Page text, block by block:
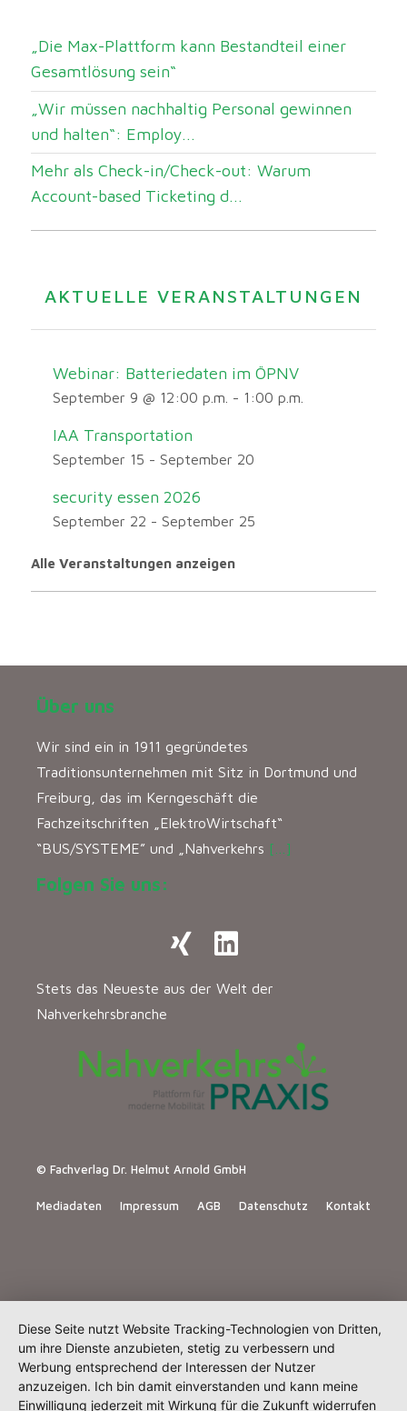
„Die Max-Plattform kann Bestandteil einer
Gesamtlösung sein“
„Wir müssen nachhaltig Personal gewinnen
und halten“: Employ...
Mehr als Check-in/Check-out: Warum
Account-based Ticketing d...
AKTUELLE VERANSTALTUNGEN
Webinar: Batteriedaten im ÖPNV
September 9 @ 12:00 p.m. - 1:00 p.m.
IAA Transportation
September 15 - September 20
security essen 2026
September 22 - September 25
Alle Veranstaltungen anzeigen
Über uns
Wir sind ein in 1911 gegründetes
Traditionsunternehmen mit Sitz in Dortmund und
Freiburg, das im Kerngeschäft die
Fachzeitschriften „ElektroWirtschaft“
“BUS/SYSTEME” und „Nahverkehrs […]
Folgen Sie uns:
Stets das Neueste aus der Welt der
Nahverkehrsbranche
© Fachverlag Dr. Helmut Arnold GmbH
Mediadaten Impressum AGB Datenschutz Kontakt
Diese Seite nutzt Website Tracking-Technologien von Dritten,
um ihre Dienste anzubieten, stetig zu verbessern und
Werbung entsprechend der Interessen der Nutzer
anzuzeigen. Ich bin damit einverstanden und kann meine
Einwilligung jederzeit mit Wirkung für die Zukunft widerrufen